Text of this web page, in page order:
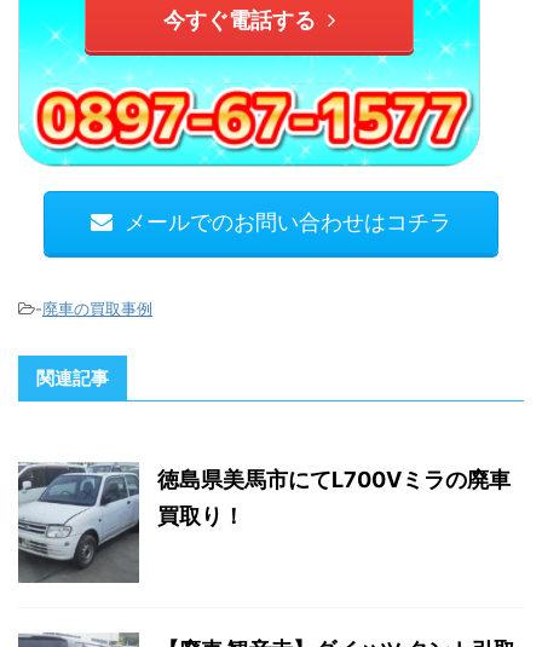
今すぐ電話する
メールでのお問い合わせはコチラ
-廃車の買取事例
関連記事
徳島県美馬市にてL700Vミラの廃車
買取り！